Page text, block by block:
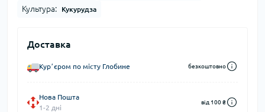
Культура: Кукурудза
Доставка
Курʼєром по місту Глобине безкоштовно
Нова Пошта
1-2 дні
від 100 ₴